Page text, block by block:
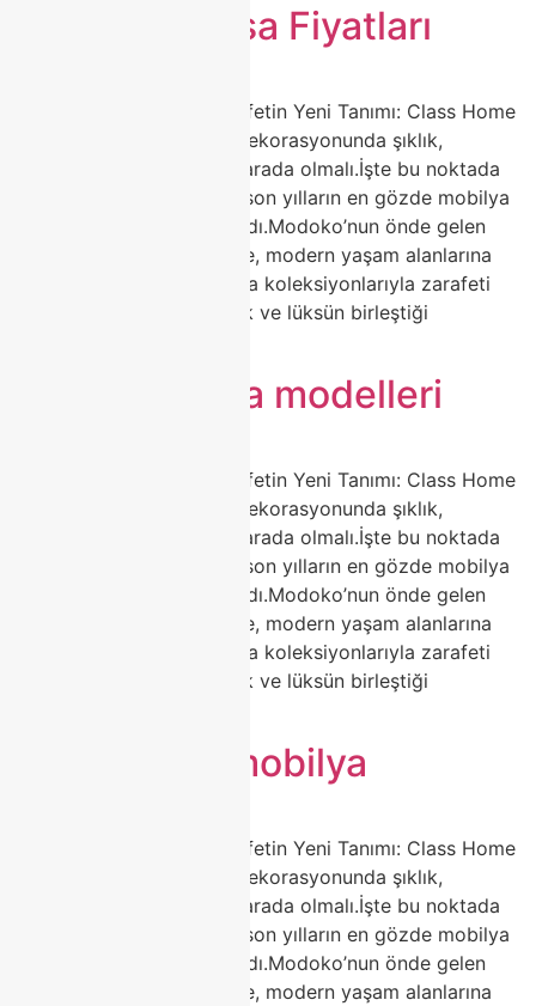
Porselen Masa Fiyatları
🍽️ Porselen Masa ile Zarafetin Yeni Tanımı: Class Home
Modoko Koleksiyonu Ev dekorasyonunda şıklık,
dayanıklılık ve estetik bir arada olmalı.İşte bu noktada
porselen masa modelleri, son yılların en gözde mobilya
trendleri arasında yerini aldı.Modoko’nun önde gelen
markalarından Class Home, modern yaşam alanlarına
değer katan porselen masa koleksiyonlarıyla zarafeti
yeniden tanımlıyor. Sadelik ve lüksün birleştiği
modoko masa modelleri
🍽️ Porselen Masa ile Zarafetin Yeni Tanımı: Class Home
Modoko Koleksiyonu Ev dekorasyonunda şıklık,
dayanıklılık ve estetik bir arada olmalı.İşte bu noktada
porselen masa modelleri, son yılların en gözde mobilya
trendleri arasında yerini aldı.Modoko’nun önde gelen
markalarından Class Home, modern yaşam alanlarına
değer katan porselen masa koleksiyonlarıyla zarafeti
yeniden tanımlıyor. Sadelik ve lüksün birleştiği
class home mobilya
🍽️ Porselen Masa ile Zarafetin Yeni Tanımı: Class Home
Modoko Koleksiyonu Ev dekorasyonunda şıklık,
dayanıklılık ve estetik bir arada olmalı.İşte bu noktada
porselen masa modelleri, son yılların en gözde mobilya
trendleri arasında yerini aldı.Modoko’nun önde gelen
markalarından Class Home, modern yaşam alanlarına